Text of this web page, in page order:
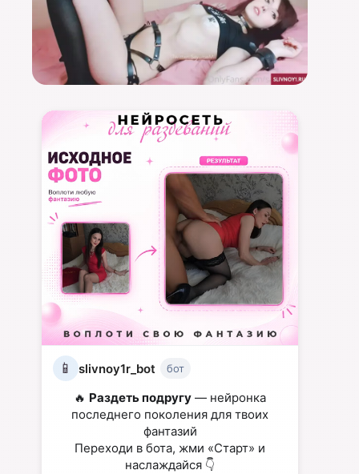
📱 slivnoy1r_bot бот
🔥 Раздеть подругу — нейронка
последнего поколения для твоих
фантазий
Переходи в бота, жми «Старт» и
наслаждайся 👇